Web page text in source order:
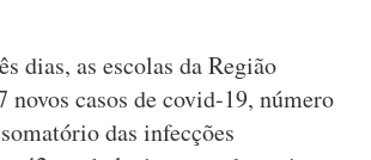
dias, as escolas da Região
novos casos de covid-19, número
das infecções